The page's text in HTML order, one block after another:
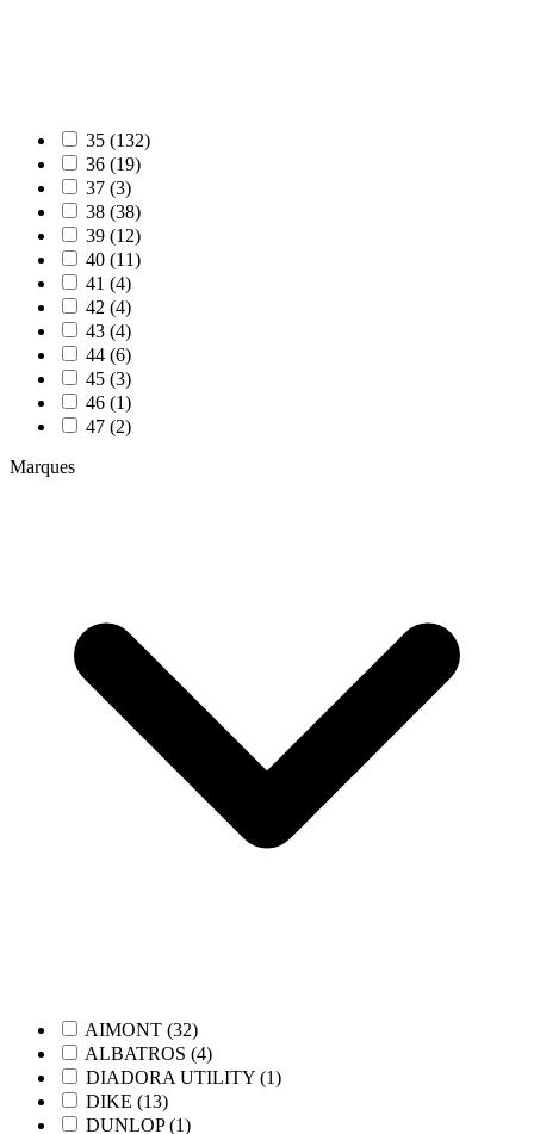
35 (132)
36 (19)
37 (3)
38 (38)
39 (12)
40 (11)
41 (4)
42 (4)
43 (4)
44 (6)
45 (3)
46 (1)
47 (2)
Marques
AIMONT (32)
ALBATROS (4)
DIADORA UTILITY (1)
DIKE (13)
DUNLOP (1)